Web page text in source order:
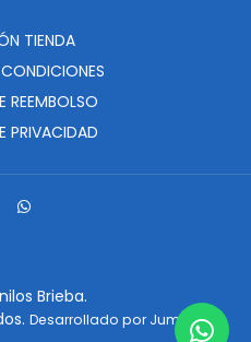
TIENDA
REEMBOLSO
PRIVACIDAD
Brieba.
Desarrollado por Jumpseller.